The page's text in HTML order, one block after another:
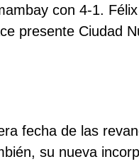
con 4-1.
presente Ciudad
fecha de las
su nueva